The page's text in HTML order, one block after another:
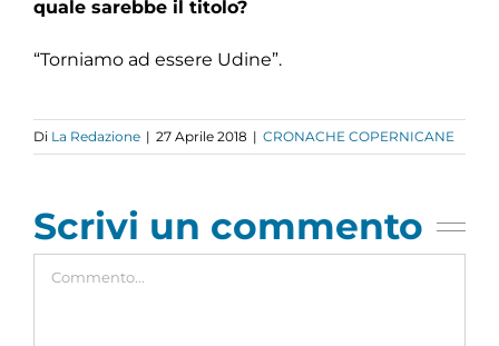
quale sarebbe il titolo?
“Torniamo ad essere Udine”.
Di La Redazione | 27 Aprile 2018 | CRONACHE COPERNICANE
Scrivi un commento
Commento